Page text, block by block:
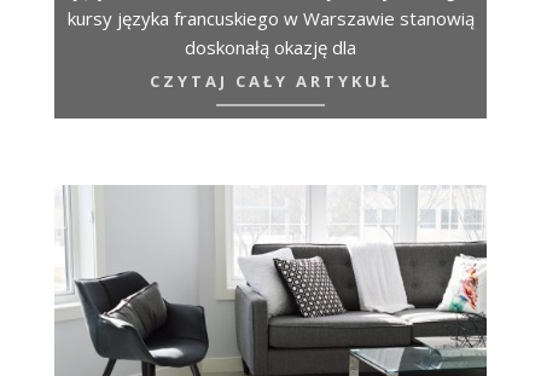
kursy języka francuskiego w Warszawie stanowią
doskonałą okazję dla
CZYTAJ CAŁY ARTYKUŁ